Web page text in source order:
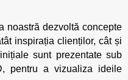
noastră dezvoltă concepte
inspirația clienților, cât și
sunt prezentate sub
pentru a vizualiza ideile